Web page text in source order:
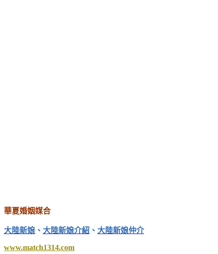
華夏婚姻媒合
大陸新娘 、 大陸新娘介紹 、 大陸新娘仲介
www.match1314.com